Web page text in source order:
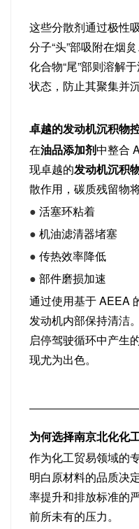
这些分散剂通过极性
分子“头”部吸附在烟
化合物“尾”部则溶解
状态，防止其聚集并
卓越的发动机沉积物
在油品添加剂中整合
现卓越的发动机沉积
散作用，碳质残留物
●活塞环粘着
●机油滤清器堵塞
●传热效率降低
●部件磨损加速
通过使用基于 AEEA
发动机内部保持清洁
启停驾驶循环中产生
现尤为出色。
为何选择南京北化化
作为化工贸易领域的
明白原材料的品质决
率提升和排放标准的
前所未有的压力。